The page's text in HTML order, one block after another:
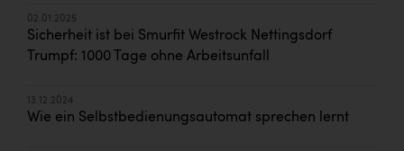
02.01.2025
Sicherheit ist bei Smurfit Westrock Nettingsdorf
Trumpf: 1000 Tage ohne Arbeitsunfall
13.12.2024
Wie ein Selbstbedienungsautomat sprechen lernt